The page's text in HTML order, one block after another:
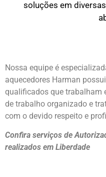
soluções em
Nossa equipe é
aquecedores Harman
qualificados que trabalham
de trabalho organizado e
com o devido respeito e
Confira serviços de
realizados em Liberdade